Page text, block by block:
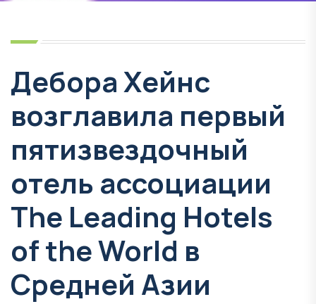
Дебора Хейнс
возглавила первый
пятизвездочный
отель ассоциации
The Leading Hotels
of the World в
Средней Азии